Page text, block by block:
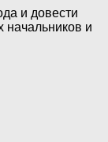
и довести
и